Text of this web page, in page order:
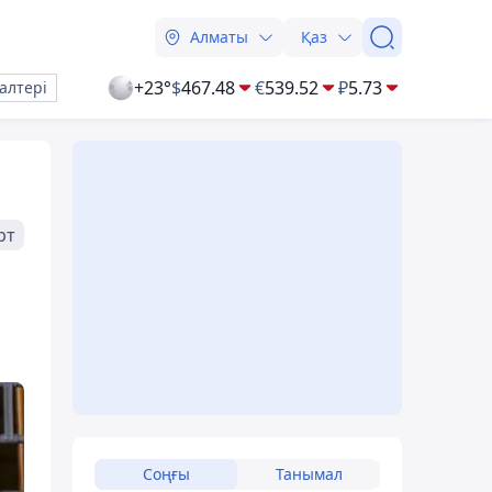
Алматы Қаз
+23°$467.48 €539.52 ₽5.73
Соңғы Танымал